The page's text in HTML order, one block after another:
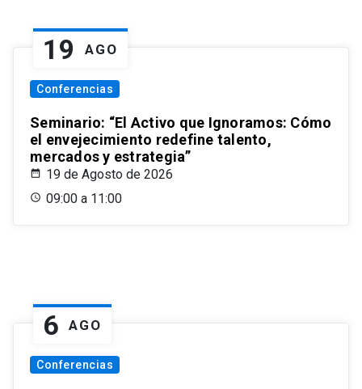
19 AGO
Conferencias
Seminario: “El Activo que Ignoramos: Cómo
el envejecimiento redefine talento,
mercados y estrategia”
19 de Agosto de 2026
09:00 a 11:00
6 AGO
Conferencias